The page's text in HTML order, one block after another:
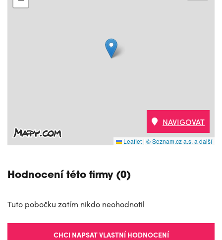
Leaflet | © Seznam.cz a.s. a další
NAVIGOVAT
Hodnocení této firmy (0)
Tuto pobočku zatím nikdo neohodnotil
CHCI NAPSAT VLASTNÍ HODNOCENÍ